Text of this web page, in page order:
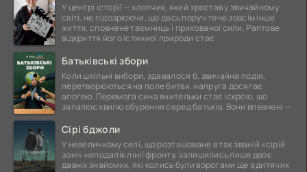
У центрі історії — хлопчик, який зростав у звичайному
світі, не підозрюючи, що десь поруч тече зовсім інше
життя, сповнене таємниць і прихованої сили. Раптове
відкриття його істинної природи стає
Батьківські збори
Коли шкільні вибори, здавалося б, звичайна подія,
перетворюються на поле битви, напруга досягає
апогею. Перемога сина вчительки стає іскрою, що
запалює хвилю обурення серед батьків. Вони впевнені —
Сірі бджоли
У невеличкому селі, що розташоване в так званій «сірій
зоні» неподалік лінії фронту, залишились лише двоє
давніх знайомих, які колись були ворогами ще з дитячих